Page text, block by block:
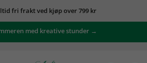
fri frakt ved kjøp over 799 kr
med kreative stunder →